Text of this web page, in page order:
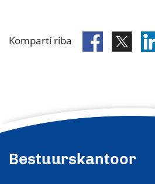
Kompartí riba
Bestuurskantoor